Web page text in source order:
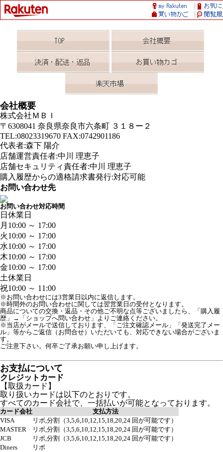
会社概要
株式会社ＭＢＩ
〒6308041 奈良県奈良市六条町 ３１８ー２
TEL:08023319670 FAX:0742901186
代表者:森下 陽介
店舗運営責任者:中川 理恵子
店舗セキュリティ責任者:中川 理恵子
購入履歴からの適格請求書発行:対応可能
お問い合わせ先
お問い合わせ対応時間
日 休業日
月 10:00 ～ 17:00
火10:00 ～ 17:00
水10:00 ～ 17:00
木10:00 ～ 17:00
金10:00 ～ 17:00
土休業日
祝10:00 ～ 11:00
※お問い合わせには3営業日以内に返信します。
※時間外のお問い合わせに関しては翌営業日の受付となります。
商品についての交換・返品・その他ご不明な点等ございましたら、「購入履
歴」→「ショップへ問い合わせ」よりご連絡ください。
※当店がメールで送信しております、「ご注文確認メール」「発送完了メー
ル」等からご返信（お問合せ）いただいても、対応できない場合がございま
す。
ご注意下さい。何卒ご了承お願い申し上げます。
お支払について
クレジットカード
【取扱カード】
取り扱いカードは以下のとおりです。
すべてのカード会社で、一括払いが可能となっております。
カード会社
支払方法
VISA
リボ,分割（3,5,6,10,12,15,18,20,24 回が可能です）
MASTER
リボ,分割（3,5,6,10,12,15,18,20,24 回が可能です）
JCB
リボ,分割（3,5,6,10,12,15,18,20,24 回が可能です）
Diners
リボ